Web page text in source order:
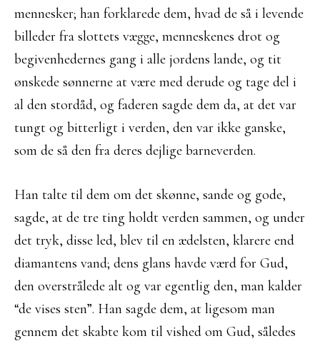
mennesker; han forklarede dem, hvad de så i levende
billeder fra slottets vægge, menneskenes drot og
begivenhedernes gang i alle jordens lande, og tit
ønskede sønnerne at være med derude og tage del i
al den stordåd, og faderen sagde dem da, at det var
tungt og bitterligt i verden, den var ikke ganske,
som de så den fra deres dejlige barneverden.
Han talte til dem om det skønne, sande og gode,
sagde, at de tre ting holdt verden sammen, og under
det tryk, disse led, blev til en ædelsten, klarere end
diamantens vand; dens glans havde værd for Gud,
den overstrålede alt og var egentlig den, man kalder
“de vises sten”. Han sagde dem, at ligesom man
gennem det skabte kom til vished om Gud, således